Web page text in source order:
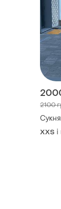
2100
XХS